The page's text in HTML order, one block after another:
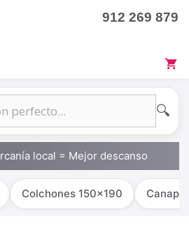
912 269 879
🔍
local = Mejor descanso
Colchones 150x190